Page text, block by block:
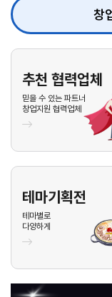
서**
26.08.03 신**
26.08.03 전**
26.08.03 김**
이**
26.08.03 안**
26.08.03
26.08.03 안**
26.08.03 배**
26.08.03 이**
창
추천 협력업체
믿을 수 있는 파트너
창업지원 협력업체
테마기획전
테마별로
다양하게